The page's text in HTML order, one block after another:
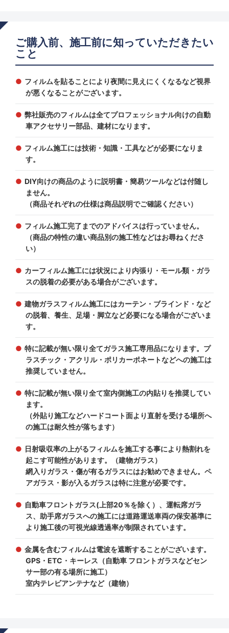
ご購入前、施工前に知っていただきたい
こと
フィルムを貼ることにより夜間に見えにくくなるなど視界
が悪くなることがございます。
弊社販売のフィルムは全てプロフェッショナル向けの自動
車アクセサリー部品、建材になります。
フィルム施工には技術・知識・工具などが必要になりま
す。
DIY向けの商品のように説明書・簡易ツールなどは付随し
ません。
（商品それぞれの仕様は商品説明でご確認ください）
フィルム施工完了までのアドバイスは行っていません。
（商品の特性の違い商品別の施工性などはお尋ねくださ
い）
カーフィルム施工には状況により内張り・モール類・ガラ
スの脱着の必要がある場合がございます。
建物ガラスフィルム施工にはカーテン・ブラインド・など
の脱着、養生、足場・脚立など必要になる場合がございま
す。
特に記載が無い限り全てガラス施工専用品になります。プ
ラスチック・アクリル・ポリカーポネートなどへの施工は
推奨していません。
特に記載が無い限り全て室内側施工の内貼りを推奨してい
ます。
（外貼り施工などハードコート面より直射を受ける場所へ
の施工は耐久性が落ちます）
日射吸収率の上がるフィルムを施工する事により熱割れを
起こす可能性があります。（建物ガラス）
網入りガラス・傷が有るガラスにはお勧めできません。ペ
アガラス・影が入るガラスは特に注意が必要です。
自動車フロントガラス(上部20％を除く）、運転席ガラ
ス、助手席ガラスへの施工には道路運送車両の保安基準に
より施工後の可視光線透過率が制限されています。
金属を含むフィルムは電波を遮断することがございます。
GPS・ETC・キーレス（自動車 フロントガラスなどセン
サー部の有る場所に施工）
室内テレビアンテナなど（建物）